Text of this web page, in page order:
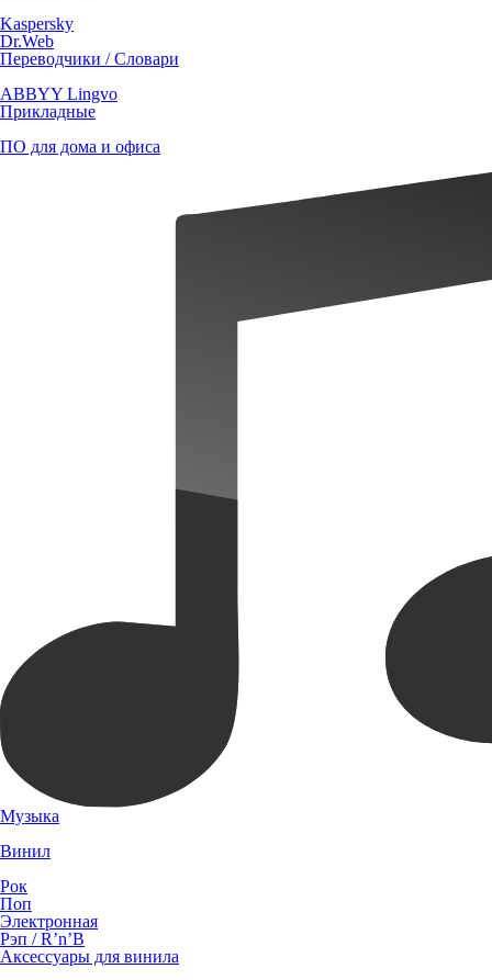
Kaspersky
Dr.Web
Переводчики / Словари
ABBYY Lingvo
Прикладные
ПО для дома и офиса
Музыка
Винил
Рок
Поп
Электронная
Рэп / R’n’B
Аксессуары для винила